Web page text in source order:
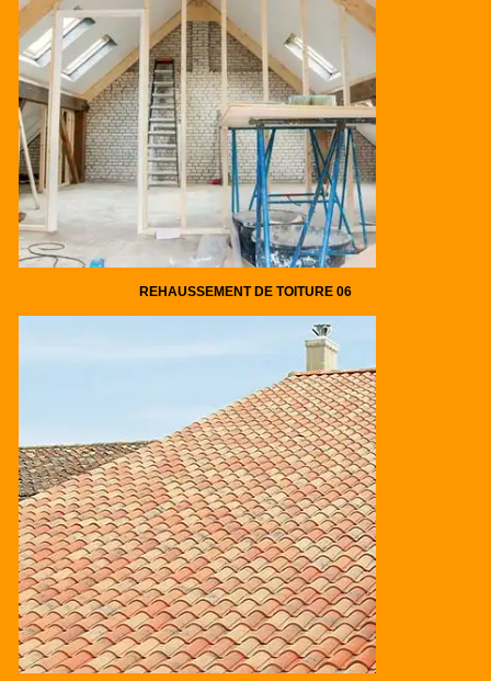
REHAUSSEMENT DE TOITURE 06